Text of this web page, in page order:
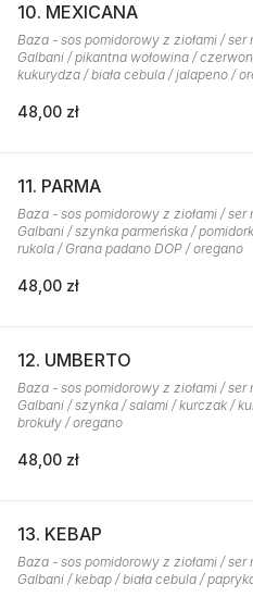
10. MEXICANA
Baza - sos pomidorowy z ziołami / ser
Galbani / pikantna wołowina /
kukurydza / biała cebula / jalapeno /
48,00 zł
11. PARMA
Baza - sos pomidorowy z ziołami / ser
Galbani / szynka parmeńska /
rukola / Grana padano DOP / oregano
48,00 zł
12. UMBERTO
Baza - sos pomidorowy z ziołami / ser
Galbani / szynka / salami / kurczak /
brokuły / oregano
48,00 zł
13. KEBAP
Baza - sos pomidorowy z ziołami / ser
Galbani / kebap / biała cebula /